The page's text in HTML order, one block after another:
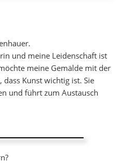
und meine Leidenschaft ist
meine Gemälde mit der
Kunst wichtig ist. Sie
und führt zum Austausch